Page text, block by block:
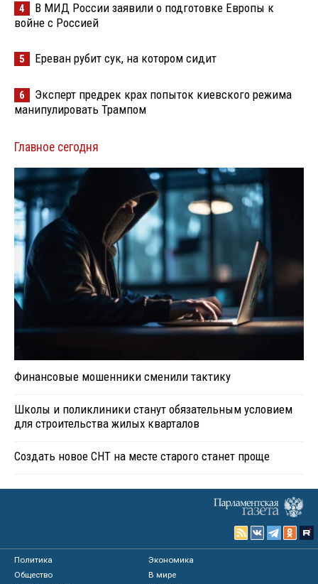
4
В МИД России заявили о подготовке Европы к
войне с Россией
5 Ереван рубит сук, на котором сидит
6
Эксперт предрек крах попыток киевского режима
манипулировать Трампом
Главное сегодня
Финансовые мошенники сменили тактику
Школы и поликлиники станут обязательным условием
для строительства жилых кварталов
Создать новое СНТ на месте старого станет проще
Политика
Экономика
Общество
В мире